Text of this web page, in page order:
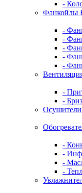
-
Фанкойлы
-
-
-
-
-
-
-
-
-
-
-